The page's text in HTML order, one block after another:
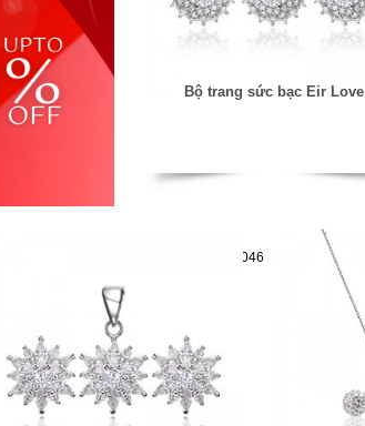
Bộ trang sức bạc Eir Love
Mã hàng:29782046